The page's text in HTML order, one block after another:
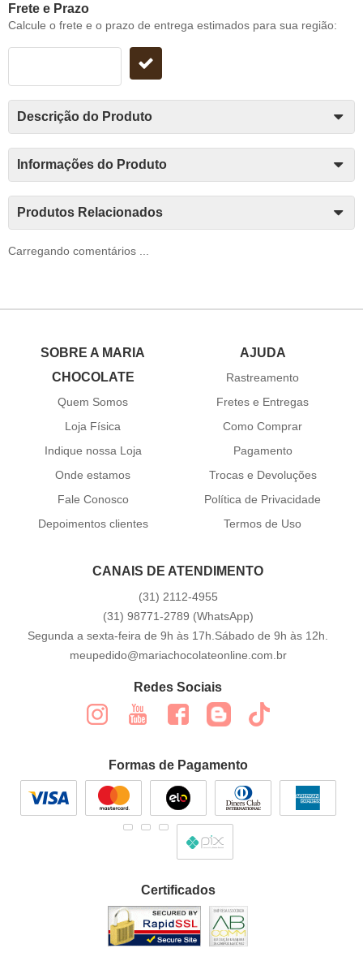
Frete e Prazo
Calcule o frete e o prazo de entrega estimados para sua região:
Descrição do Produto
Informações do Produto
Produtos Relacionados
Carregando comentários ...
SOBRE A MARIA
CHOCOLATE
Quem Somos
Loja Física
Indique nossa Loja
Onde estamos
Fale Conosco
Depoimentos clientes
AJUDA
Rastreamento
Fretes e Entregas
Como Comprar
Pagamento
Trocas e Devoluções
Política de Privacidade
Termos de Uso
CANAIS DE ATENDIMENTO
(31) 2112-4955
(31) 98771-2789 (WhatsApp)
Segunda a sexta-feira de 9h às 17h.Sábado de 9h às 12h.
meupedido@mariachocolateonline.com.br
Redes Sociais
Formas de Pagamento
Certificados